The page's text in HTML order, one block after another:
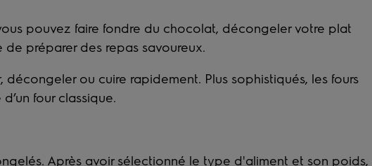
pouvez faire fondre du chocolat, décongeler votre plat
préparer des repas savoureux.
ou cuire rapidement. Plus sophistiqués, les fours
four classique.
Après avoir sélectionné le type d'aliment et son poids,